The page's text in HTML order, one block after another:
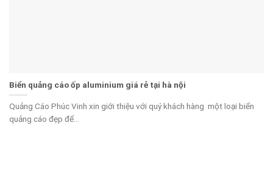
Biển quảng cáo ốp aluminium giá rẻ tại hà nội
Quảng Cáo Phúc Vinh xin giới thiệu với quý khách hàng một loại biển
quảng cáo đẹp để...